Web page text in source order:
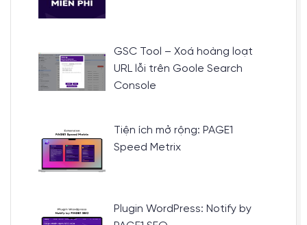
GSC Tool – Xoá hoàng loạt
URL lỗi trên Goole Search
Console
Tiện ích mở rộng: PAGE1
Speed Metrix
Plugin WordPress: Notify by